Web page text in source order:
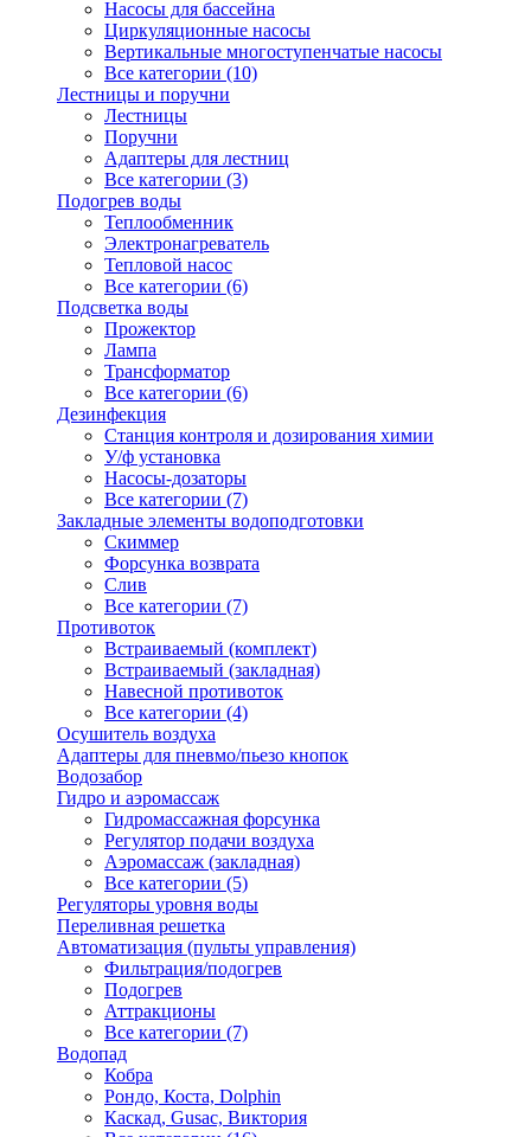
Насосы для бассейна
Циркуляционные насосы
Вертикальные многоступенчатые насосы
Все категории (10)
Лестницы и поручни
Лестницы
Поручни
Адаптеры для лестниц
Все категории (3)
Подогрев воды
Теплообменник
Электронагреватель
Тепловой насос
Все категории (6)
Подсветка воды
Прожектор
Лампа
Трансформатор
Все категории (6)
Дезинфекция
Станция контроля и дозирования химии
У/ф установка
Насосы-дозаторы
Все категории (7)
Закладные элементы водоподготовки
Скиммер
Форсунка возврата
Слив
Все категории (7)
Противоток
Встраиваемый (комплект)
Встраиваемый (закладная)
Навесной противоток
Все категории (4)
Осушитель воздуха
Адаптеры для пневмо/пьезо кнопок
Водозабор
Гидро и аэромассаж
Гидромассажная форсунка
Регулятор подачи воздуха
Аэромассаж (закладная)
Все категории (5)
Регуляторы уровня воды
Переливная решетка
Автоматизация (пульты управления)
Фильтрация/подогрев
Подогрев
Аттракционы
Все категории (7)
Водопад
Кобра
Рондо, Коста, Dolphin
Каскад, Gusac, Виктория